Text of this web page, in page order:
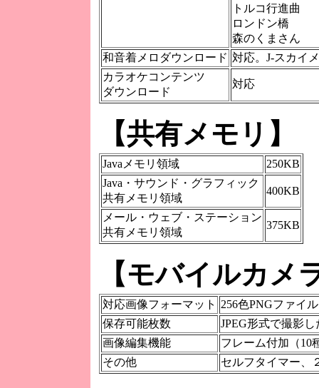
トルコ行進曲
ロンドン橋
森のくまさん
和音着メロダウンロード 対応。J-スカイ
カラオケコンテンツ
ダウンロード
対応
【共有メモリ】
Javaメモリ領域
250KB
Java・サウンド・グラフィック
共有メモリ領域
400KB
メール・ウェブ・ステーション
共有メモリ領域
375KB
【モバイルカメ
対応画像フォーマット
256色PNGファイ
保存可能枚数
JPEG形式で撮影
画像編集機能
フレーム付加（10
その他
セルフタイマー、